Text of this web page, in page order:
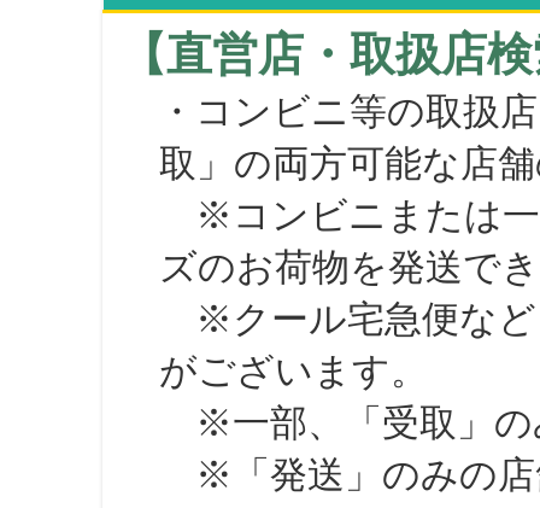
【直営店・取扱店
・コンビニ等の取扱
取」の両方可能な店
※コンビニまたは一
ズのお荷物を発送で
※クール宅急便など
がございます。
※一部、「受取」の
※「発送」のみの店